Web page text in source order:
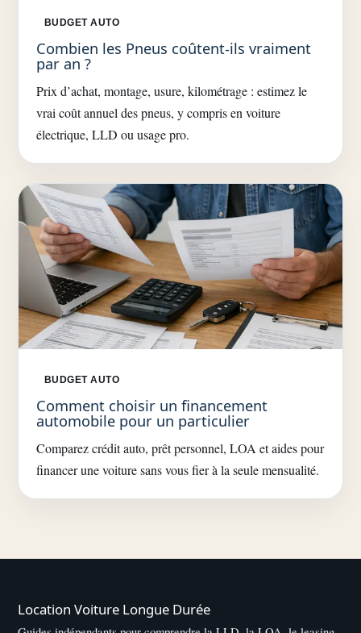
BUDGET AUTO
Combien les Pneus coûtent-ils vraiment
par an ?
Prix d’achat, montage, usure, kilométrage : estimez le
vrai coût annuel des pneus, y compris en voiture
électrique, LLD ou usage pro.
BUDGET AUTO
Comment choisir un financement
automobile pour un particulier
Comparez crédit auto, prêt personnel, LOA et aides pour
financer une voiture sans vous fier à la seule mensualité.
Location Voiture Longue Durée